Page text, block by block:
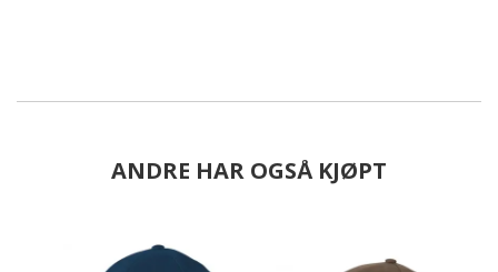
ANDRE HAR OGSÅ KJØPT